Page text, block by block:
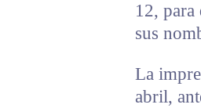
12,
sus
La
abril,